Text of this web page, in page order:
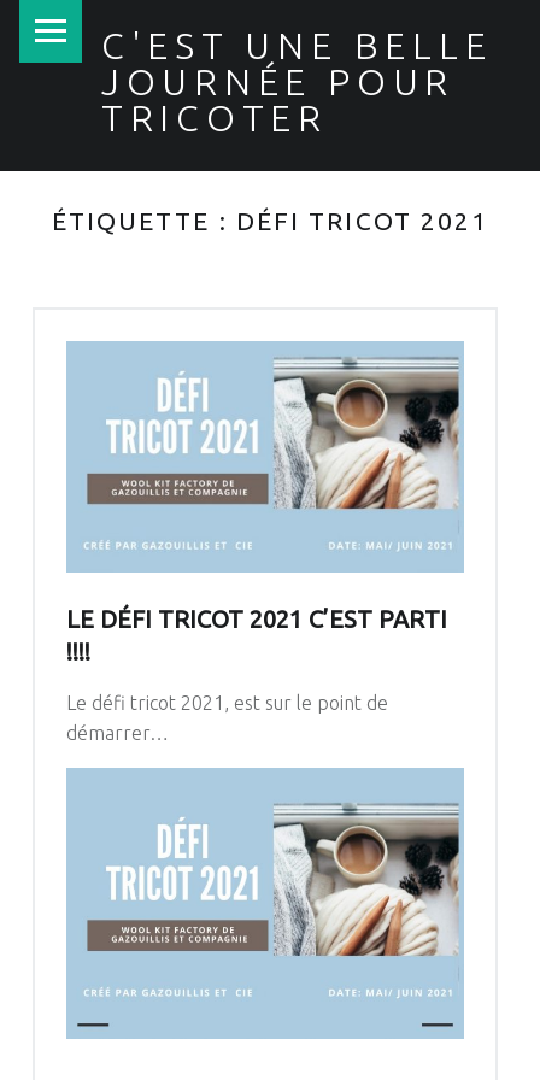
C'EST UNE BELLE
JOURNÉE POUR
TRICOTER
ÉTIQUETTE : DÉFI TRICOT 2021
LE DÉFI TRICOT 2021 C’EST PARTI
!!!!
Le défi tricot 2021, est sur le point de
démarrer…